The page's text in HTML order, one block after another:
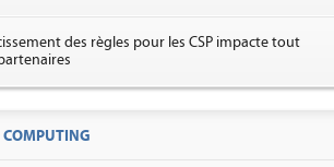
des règles pour les CSP impacte tout